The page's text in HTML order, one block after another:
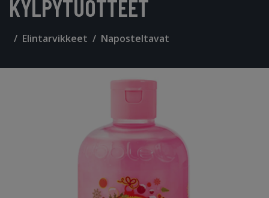
KYLPYTUOTTEET
Elintarvikkeet Naposteltavat